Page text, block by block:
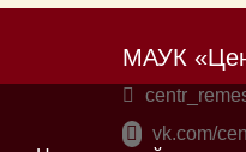
МАУК
vk.com/